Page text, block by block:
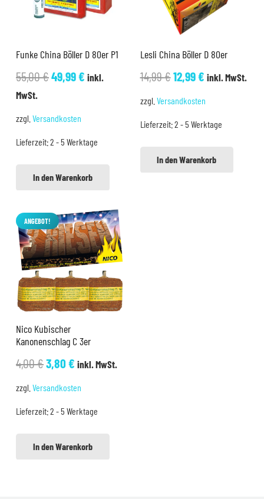
Funke China Böller D 80er P1
55,00€Ursprünglicher
49,99€Aktueller
inkl.
MwSt.
zzgl. Versandkosten
Lieferzeit:2 - 5 Werktage
In den Warenkorb
Lesli China Böller D 80er
14,99€Ursprünglicher
14,99 €
12,99€Aktueller
12,99 €.
inkl. MwSt.
zzgl. Versandkosten
Lieferzeit:2 - 5 Werktage
In den Warenkorb
ANGEBOT!
Nico Kubischer
Kanonenschlag C 3er
4,00€Ursprünglicher
4,00 €
3,80€Aktueller
3,80 €.
inkl. MwSt.
zzgl. Versandkosten
Lieferzeit:2 - 5 Werktage
In den Warenkorb